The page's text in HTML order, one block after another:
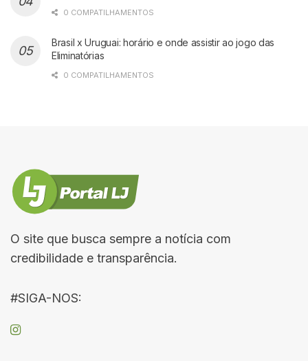
0 COMPATILHAMENTOS
Brasil x Uruguai: horário e onde assistir ao jogo das
Eliminatórias
0 COMPATILHAMENTOS
O site que busca sempre a notícia com
credibilidade e transparência.
#SIGA-NOS: